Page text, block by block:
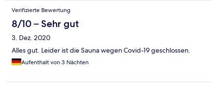
Verifizierte Bewertung
8/10 – Sehr gut
3. Dez. 2020
Alles gut. Leider ist die Sauna wegen Covid-19 geschlossen.
Aufenthalt von 3 Nächten